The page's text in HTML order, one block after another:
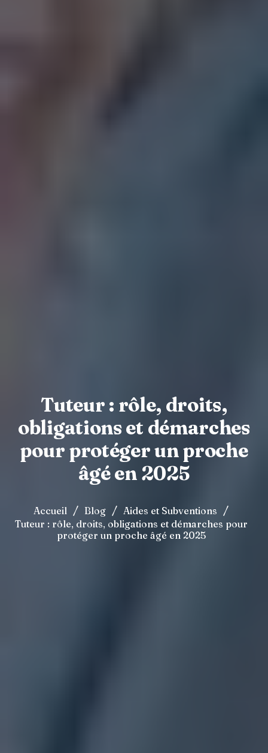
Tuteur : rôle, droits,
obligations et démarches
pour protéger un proche
âgé en 2025
Accueil / Blog / Aides et Subventions /
Tuteur : rôle, droits, obligations et démarches pour
protéger un proche âgé en 2025